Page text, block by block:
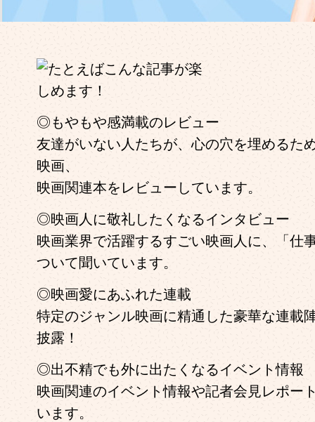
◎もやもや感満載のレビュー
友達がいない人たちが、心の穴を埋めるた
映画、
映画関連本をレビューしています。
◎映画人に敬礼したくなるインタビュー
映画業界で活躍するすごい映画人に、「仕
ついて聞いています。
◎映画愛にあふれた連載
特定のジャンル映画に精通した豪華な連載
披露！
◎出不精でも外に出たくなるイベント情報
映画関連のイベント情報や記者会見レポー
います。